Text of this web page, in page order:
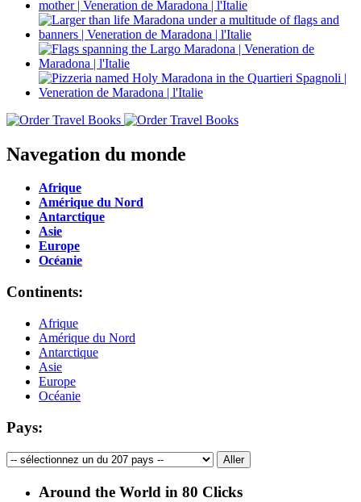
Navegation du monde
Afrique
Amérique du Nord
Antarctique
Asie
Europe
Océanie
Continents:
Afrique
Amérique du Nord
Antarctique
Asie
Europe
Océanie
Pays:
Around the World in 80 Clicks